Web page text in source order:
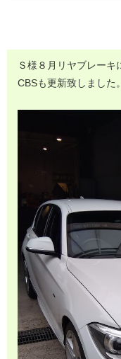
Ｓ様８月リヤブレーキ
CBSも更新致しました